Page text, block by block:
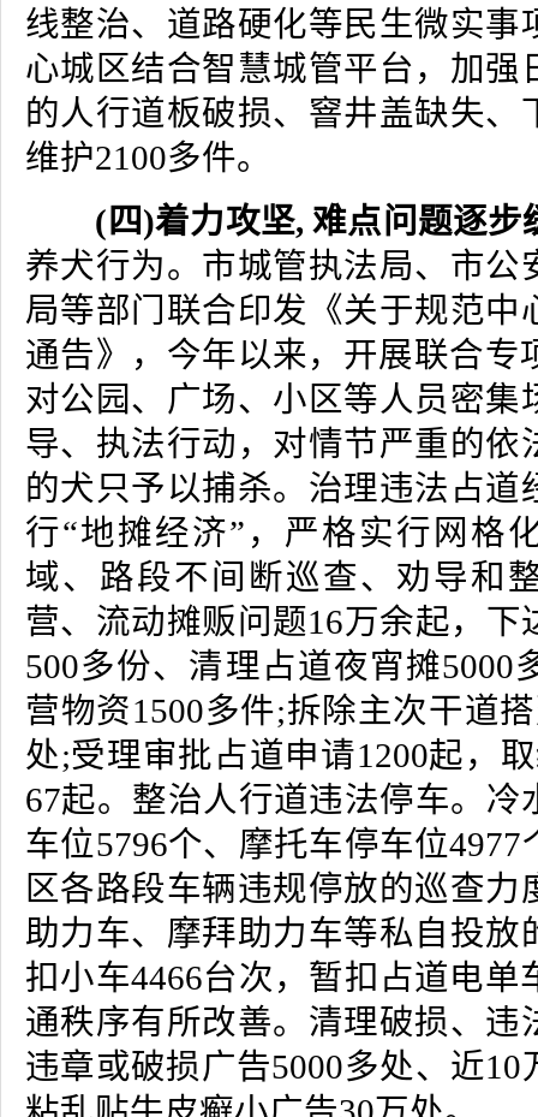
线整治、道路硬化等民生微实事
心城区结合智慧城管平台，加强
的人行道板破损、窨井盖缺失、
维护2100多件。
(四)着力攻坚, 难点问题逐步
养犬行为。市城管执法局、市公
局等部门联合印发《关于规范中
通告》，今年以来，开展联合专
对公园、广场、小区等人员密集
导、执法行动，对情节严重的依
的犬只予以捕杀。治理违法占道
行“地摊经济”，严格实行网格
域、路段不间断巡查、劝导和
营、流动摊贩问题16万余起，下
500多份、清理占道夜宵摊5000
营物资1500多件;拆除主次干道
处;受理审批占道申请1200起，
67起。整治人行道违法停车。冷
车位5796个、摩托车停车位
区各路段车辆违规停放的巡查力
助力车、摩拜助力车等私自投放
扣小车4466台次，暂扣占道电单
通秩序有所改善。清理破损、违
违章或破损广告5000多处、近